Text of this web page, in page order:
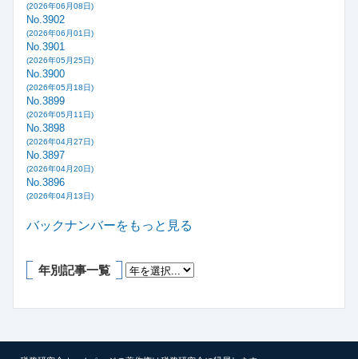
(2026年06月08日)
No.3902
(2026年06月01日)
No.3901
(2026年05月25日)
No.3900
(2026年05月18日)
No.3899
(2026年05月11日)
No.3898
(2026年04月27日)
No.3897
(2026年04月20日)
No.3896
(2026年04月13日)
バックナンバーをもっと見る
年別記事一覧